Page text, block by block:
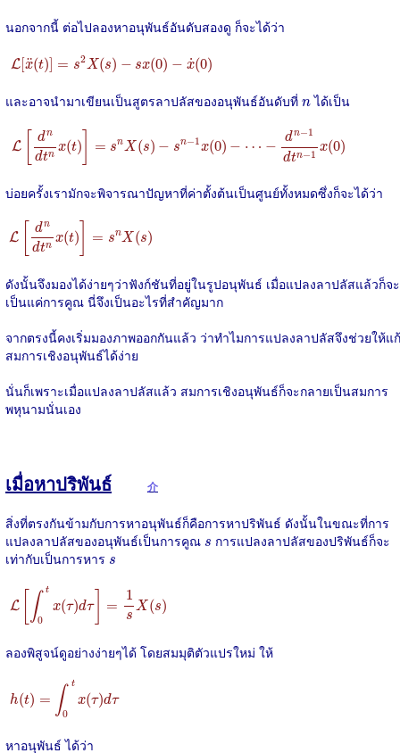
นอกจากนี้ ต่อไปลองหาอนุพันธ์อันดับสองดู ก็จะได้ว่า
L[¨
x(t)] = s2X(s) − sx(0) − ˙
x(0)
[x¨(t)]= X(s)− s −x˙(
และอาจนำมาเขียนเป็นสูตรลาปลัสของอนุพันธ์อันดับที่ n
n ได้เป็น
L
dn
dtn
x(t) = snX (s) − sn−1x(0) − ⋯ − dn−1
dtn−1 x(0)
n dtn = −1x(
บ่อยครั้งเรามักจะพิจารณาปัญหาที่ค่าตั้งต้นเป็นศูนย์ทั้งหมดซึ่งก็จะได้ว่า
L
dn
dtn
x(t) = snX (s)
dn dtn ]=
ดังนั้นจึงมองได้ง่ายๆว่าฟังก์ชันที่อยู่ในรูปอนุพันธ์ เมื่อแปลงลาปลัสแล้วก็จะ
เป็นแค่การคูณ นี่จึงเป็นอะไรที่สำคัญมาก
จากตรงนี้คงเริ่มมองภาพออกกันแล้ว ว่าทำไมการแปลงลาปลัสจึงช่วยให้แก้
สมการเชิงอนุพันธ์ได้ง่าย
นั่นก็เพราะเมื่อแปลงลาปลัสแล้ว สมการเชิงอนุพันธ์ก็จะกลายเป็นสมการ
พหุนามนั่นเอง
เมื่อหาปริพันธ์ 介
สิ่งที่ตรงกันข้ามกับการหาอนุพันธ์ก็คือการหาปริพันธ์ ดังนั้นในขณะที่การ
แปลงลาปลัสของอนุพันธ์เป็นการคูณ s
s การแปลงลาปลัสของปริพันธ์ก็จะ
เท่ากับเป็นการหาร s
s
L ∫
t
0
x(τ)dτ] =
1
s
X (s)
0 x(τ 1s )
ลองพิสูจน์ดูอย่างง่ายๆได้ โดยสมมุติตัวแปรใหม่ ให้
h(t) = ∫
t
0
x(τ)dτ
(τ)
หาอนุพันธ์ ได้ว่า